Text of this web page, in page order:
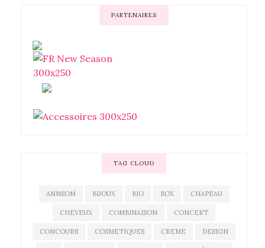
PARTENAIRES
TAG CLOUD
ANNSOM BIJOUX BIO BOX CHAPEAU
CHEVEUX COMBINAISON CONCERT
CONCOURS COSMETIQUES CREME DESIGN